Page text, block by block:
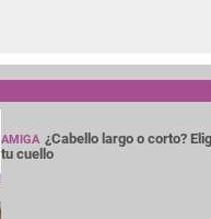
AMIGA ¿Cabello largo o corto?
tu cuello